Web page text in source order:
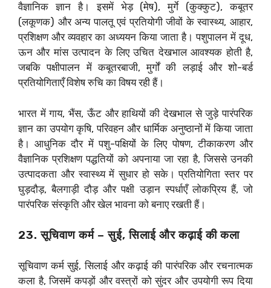
वैज्ञानिक ज्ञान है। इसमें भेड़ (मेष), मुर्गे (कुक्कुट), कबूतर
(लकूणक) और अन्य पालतू एवं प्रतियोगी जीवों के स्वास्थ्य, आहार,
प्रशिक्षण और व्यवहार का अध्ययन किया जाता है। पशुपालन में दूध,
ऊन और मांस उत्पादन के लिए उचित देखभाल आवश्यक होती है,
जबकि पक्षीपालन में कबूतरबाजी, मुर्गों की लड़ाई और शो-बर्ड
प्रतियोगिताएँ विशेष रुचि का विषय रही हैं।
भारत में गाय, भैंस, ऊँट और हाथियों की देखभाल से जुड़े पारंपरिक
ज्ञान का उपयोग कृषि, परिवहन और धार्मिक अनुष्ठानों में किया जाता
है। आधुनिक दौर में पशु-पक्षियों के लिए पोषण, टीकाकरण और
वैज्ञानिक प्रशिक्षण पद्धतियों को अपनाया जा रहा है, जिससे उनकी
उत्पादकता और स्वास्थ्य में सुधार हो सके। प्रतियोगिता स्तर पर
घुड़दौड़, बैलगाड़ी दौड़ और पक्षी उड़ान स्पर्धाएँ लोकप्रिय हैं, जो
पारंपरिक संस्कृति और खेल भावना को बनाए रखती हैं।
23. सूचिवाण कर्म – सुई, सिलाई और कढ़ाई की कला
सूचिवाण कर्म सुई, सिलाई और कढ़ाई की पारंपरिक और रचनात्मक
कला है, जिसमें कपड़ों और वस्त्रों को सुंदर और उपयोगी रूप दिया